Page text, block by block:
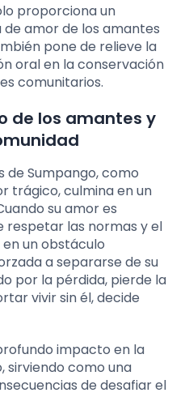
proporciona un
amor de los amantes
pone de relieve la
oral en la conservación
comunitarios.
de los amantes y
de Sumpango, como
trágico, culmina en un
su amor es
respetar las normas y el
un obstáculo
a separarse de su
por la pérdida, pierde la
vivir sin él, decide
impacto en la
sirviendo como una
de desafiar el